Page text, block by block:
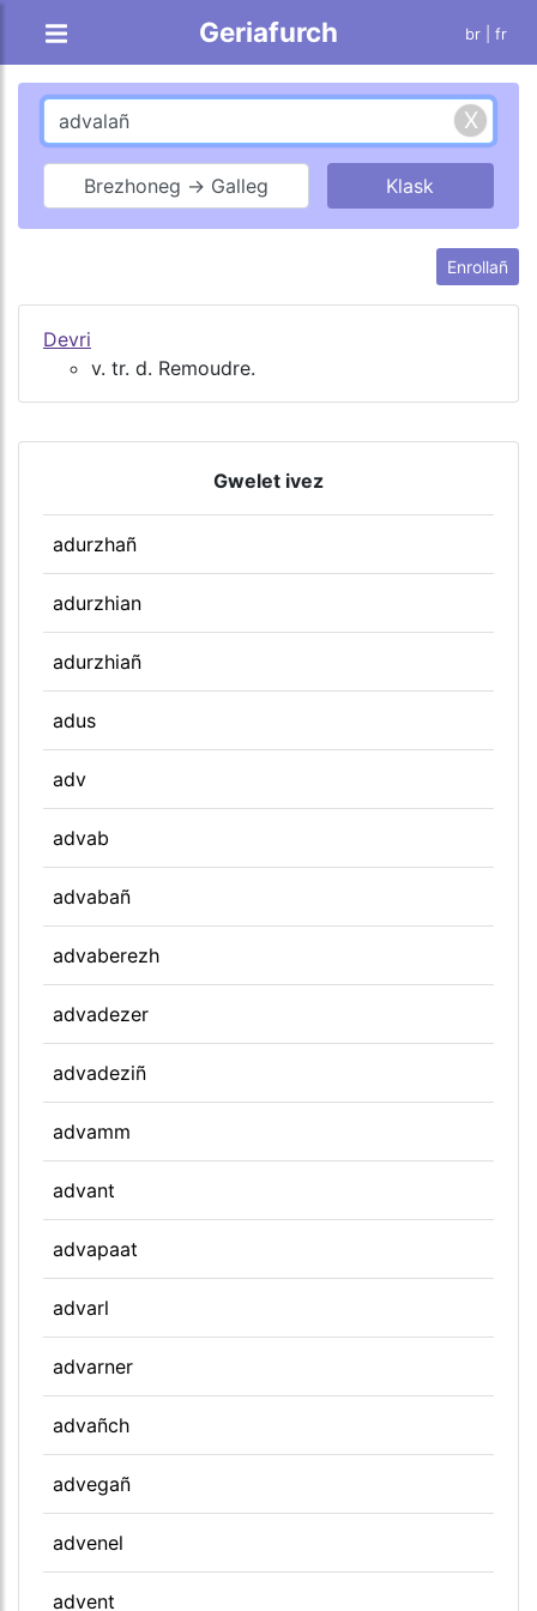
Geriafurch br | fr
Brezhoneg → Galleg
Enrollañ
Devri
v. tr. d. Remoudre.
Gwelet ivez
adurzhañ
adurzhian
adurzhiañ
adus
adv
advab
advabañ
advaberezh
advadezer
advadeziñ
advamm
advant
advapaat
advarl
advarner
advañch
advegañ
advenel
advent